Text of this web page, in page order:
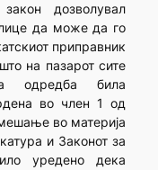
дозволувал
да може да го
приправник
на пазарот сите
одредба била
во член 1 од
во материја
и Законот за
уредено дека